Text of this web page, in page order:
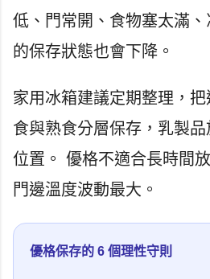
低、門常開、食物塞太滿
的保存狀態也會下降。
家用冰箱建議定期整理，
食與熟食分層保存，乳製
位置。 優格不適合長時間
門邊溫度波動最大。
優格保存的 6 個理性守則